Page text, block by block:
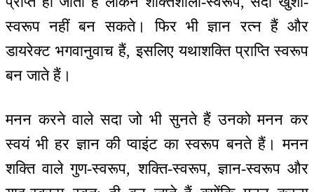
स्वरूप नहीं बन सकते। फिर भी ज्ञान रत्न हैं और
डायरेक्ट भगवानुवाच हैं, इसलिए यथाशक्ति प्राप्ति स्वरूप
बन जाते हैं।
मनन करने वाले सदा जो भी सुनते हैं उनको मनन कर
स्वयं भी हर ज्ञान की प्वाइंट का स्वरूप बनते हैं। मनन
शक्ति वाले गुण-स्वरूप, शक्ति-स्वरूप, ज्ञान-स्वरूप और